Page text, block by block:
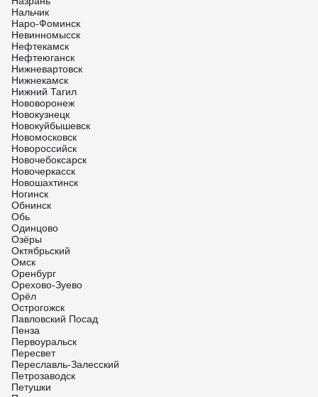
Нальчик
Наро-Фоминск
Невинномысск
Нефтекамск
Нефтеюганск
Нижневартовск
Нижнекамск
Нижний Тагил
Нововоронеж
Новокузнецк
Новокуйбышевск
Новомосковск
Новороссийск
Новочебоксарск
Новочеркасск
Новошахтинск
Ногинск
Обнинск
Обь
Одинцово
Озёры
Октябрьский
Омск
Оренбург
Орехово-Зуево
Орёл
Острогожск
Павловский Посад
Пенза
Первоуральск
Пересвет
Переславль-Залесский
Петрозаводск
Петушки